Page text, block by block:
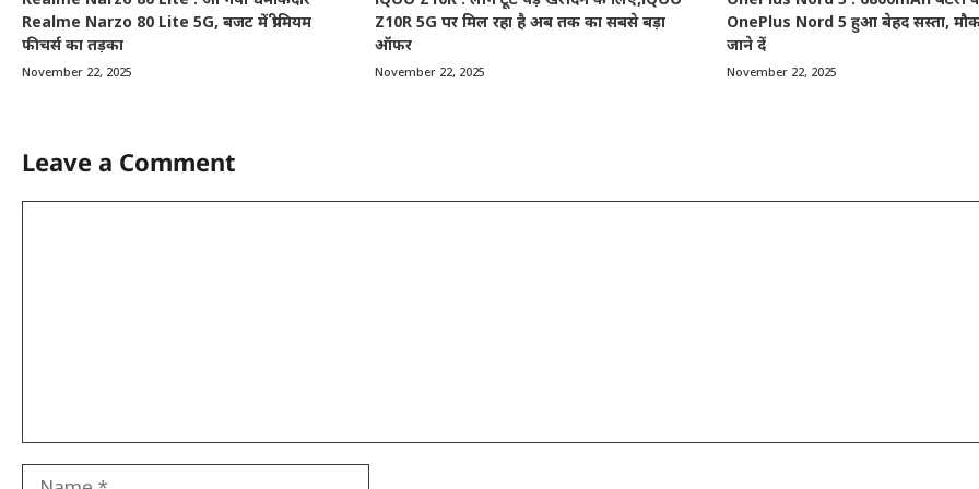
Realme Narzo 80 Lite 5G, बजट में प्रीमियम
फीचर्स का तड़का
November 22, 2025
Z10R 5G पर मिल रहा है अब तक का सबसे बड़ा
ऑफर
November 22, 2025
OnePlus Nord 5 हुआ बेहद सस्ता,
जाने दें
November 22, 2025
Leave a Comment
Name